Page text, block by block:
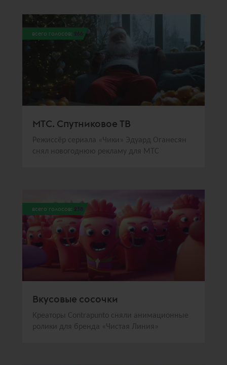
всего голосов: 266
МТС. Спутниковое ТВ
Режиссёр сериала «Чики» Эдуард Оганесян
снял новогоднюю рекламу для МТС
всего голосов: 238
Вкусовые сосочки
Креаторы Contrаpunto сняли анимационные
ролики для бренда «Чистая Линия»